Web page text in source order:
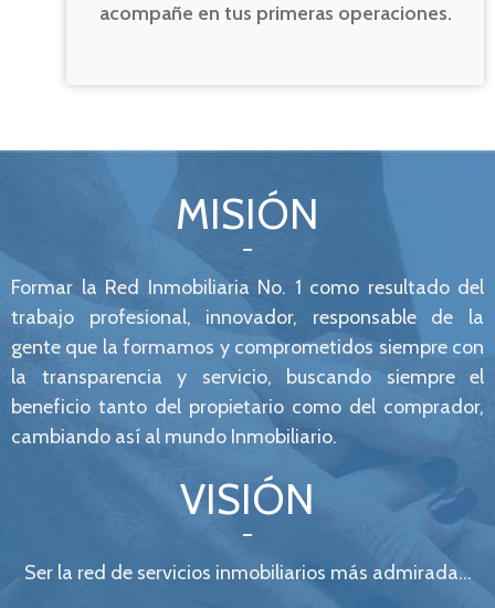
acompañe en tus primeras operaciones.
MISIÓN
Formar la Red Inmobiliaria No. 1 como resultado del
trabajo profesional, innovador, responsable de la
gente que la formamos y comprometidos siempre con
la transparencia y servicio, buscando siempre el
beneficio tanto del propietario como del comprador,
cambiando así al mundo Inmobiliario.
VISIÓN
Ser la red de servicios inmobiliarios más admirada…